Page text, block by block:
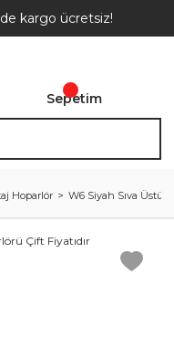
kargo ücretsiz!
Sepetim
Hoparlör W6 Siyah Sıva Üstü